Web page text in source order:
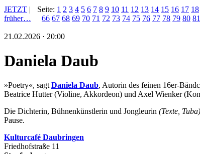
JETZT |
früher…
Seite: 1 2 3 4 5 6 7 8 9 10 11 12 13 14 15 16 17 18
66 67 68 69 70 71 72 73 74 75 76 77 78 79 80 81
21.02.2026 · 20:00
Daniela Daub
»Poetry«, sagtDaniela Daub, Autorin des feinen 16er-
Beatrice Hutter (Violine, Akkordeon) und Axel Wienker
Die Dichterin, Bühnenkünstlerin und Jongleurin (Texte, Tuba)
Pause.
Kulturcafé Daubringen
Friedhofstraße 11